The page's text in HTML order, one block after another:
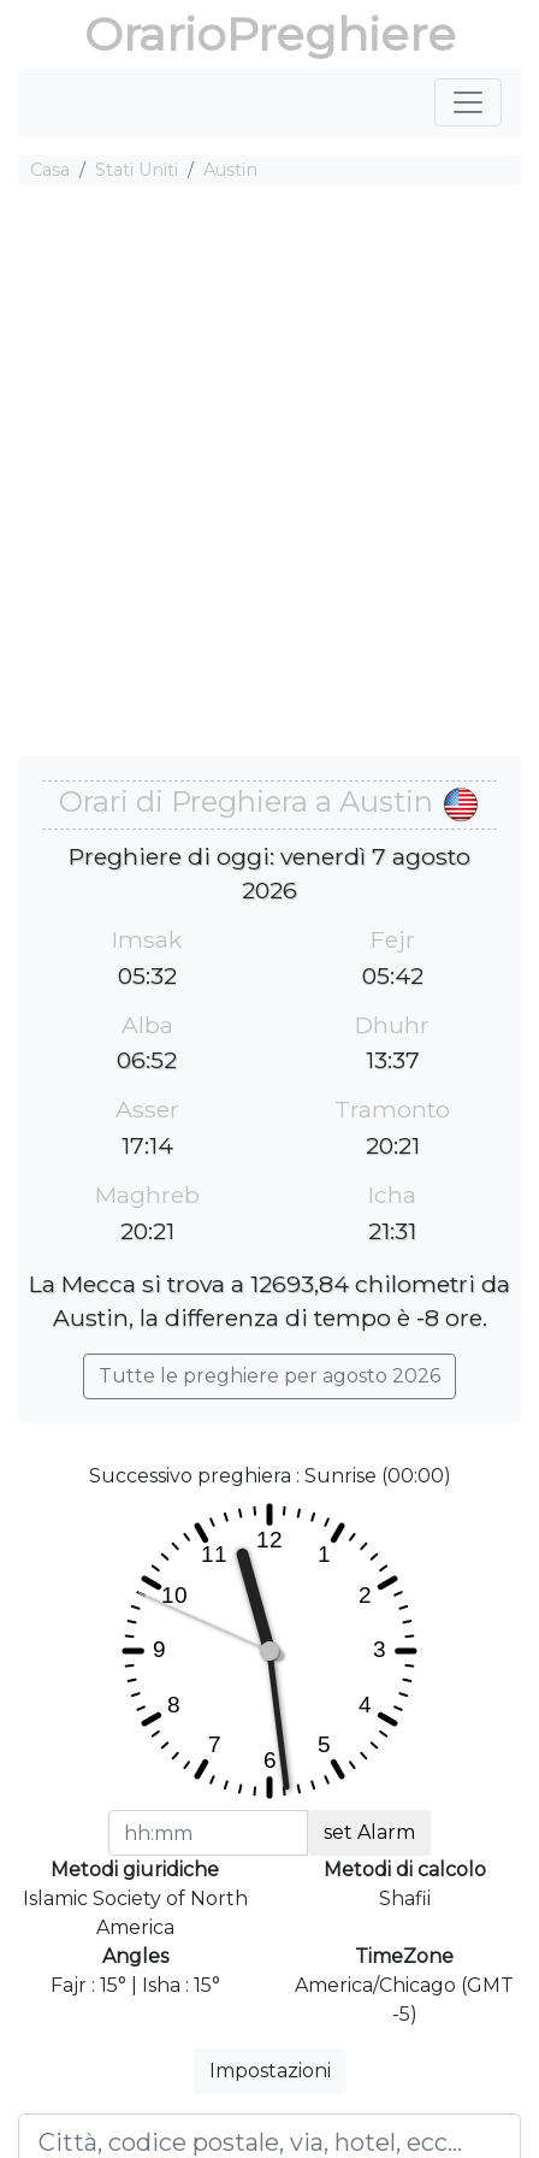
OrarioPreghiere
Casa Stati Uniti Austin
Orari di Preghiera a Austin
Preghiere di oggi: venerdì 7 agosto
2026
Imsak
05:32
Fejr
05:42
Alba
06:52
Dhuhr
13:37
Asser
17:14
Tramonto
20:21
Maghreb
20:21
Icha
21:31
La Mecca si trova a 12693,84 chilometri da
Austin, la differenza di tempo è -8 ore.
Tutte le preghiere per agosto 2026
Successivo preghiera : Sunrise (00:00)
set Alarm
Metodi giuridiche
Islamic Society of North
America
Metodi di calcolo
Shafii
Angles
Fajr : 15° | Isha : 15°
TimeZone
America/Chicago (GMT
-5)
Impostazioni